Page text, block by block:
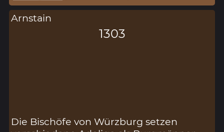
Arnstain
1303
Die Bischöfe von Würzburg setzen